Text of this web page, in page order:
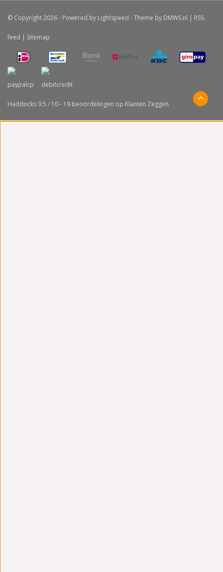
© Copyright 2026 - Powered by Lightspeed - Theme by DMWS.nl | RSS-
feed | Sitemap
Haddocks 9.5 / 10- 19 beoordelingen op Klanten Zeggen